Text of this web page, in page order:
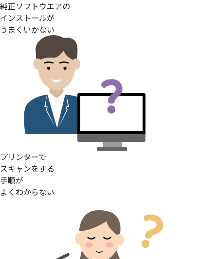
純正ソフトウエアの
インストールが
うまくいかない
プリンターで
スキャンをする
手順が
よくわからない